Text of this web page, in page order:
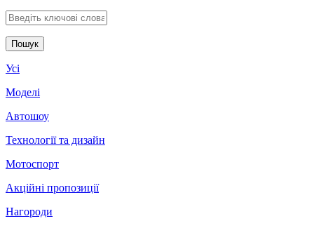
Введіть ключові слова для пошуку
Усі
Моделі
Автошоу
Технології та дизайн
Мотоспорт
Акційні пропозиції
Нагороди